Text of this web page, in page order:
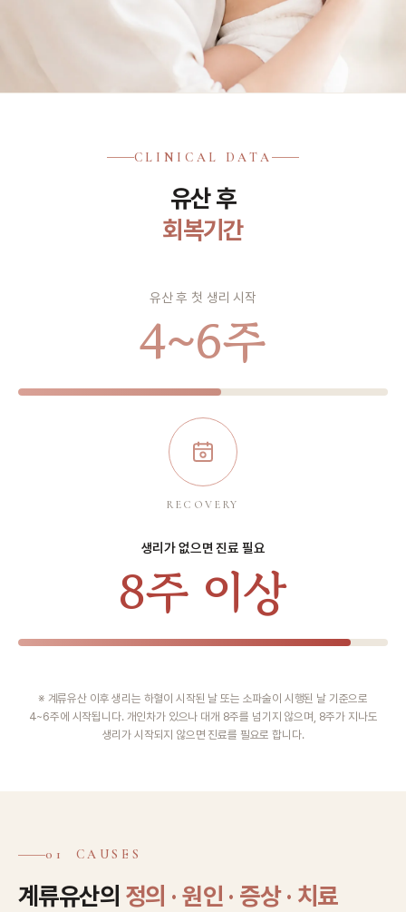
CLINICAL DATA
유산 후
회복기간
유산 후 첫 생리 시작
4~6주
RECOVERY
생리가 없으면 진료 필요
8주 이상
※ 계류유산 이후 생리는 하혈이 시작된 날 또는 소파술이 시행된 날 기준으로
4~6주에 시작됩니다. 개인차가 있으나 대개 8주를 넘기지 않으며, 8주가 지나도
생리가 시작되지 않으면 진료를 필요로 합니다.
01 CAUSES
계류유산의 정의 · 원인 · 증상 · 치료